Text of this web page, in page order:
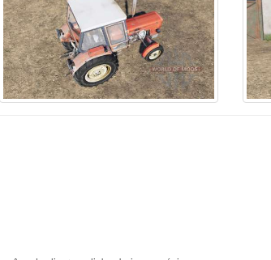
3
53
46
13
5
2
21
Mercedes-Benz
70
New Hollan
1
New Holland
513
Oliver
1
Pasquali
1
PistenBully
8
Porsche-Diesel
1
Ursus C-360
Ursus C-362
Valmet
Valtr
Valtra
Valtra N154e
Versatile